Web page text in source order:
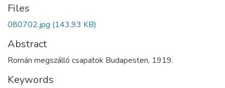
Files
080702.jpg (143.93 KB)
Abstract
Román megszálló csapatok Budapesten, 1919.
Keywords